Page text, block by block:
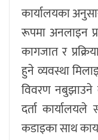
कार्यालयका
रूपमा अनलाइन
कागजात र
हुने व्यवस्था
विवरण नबुझाउने
दर्ता
कडाइका साथ